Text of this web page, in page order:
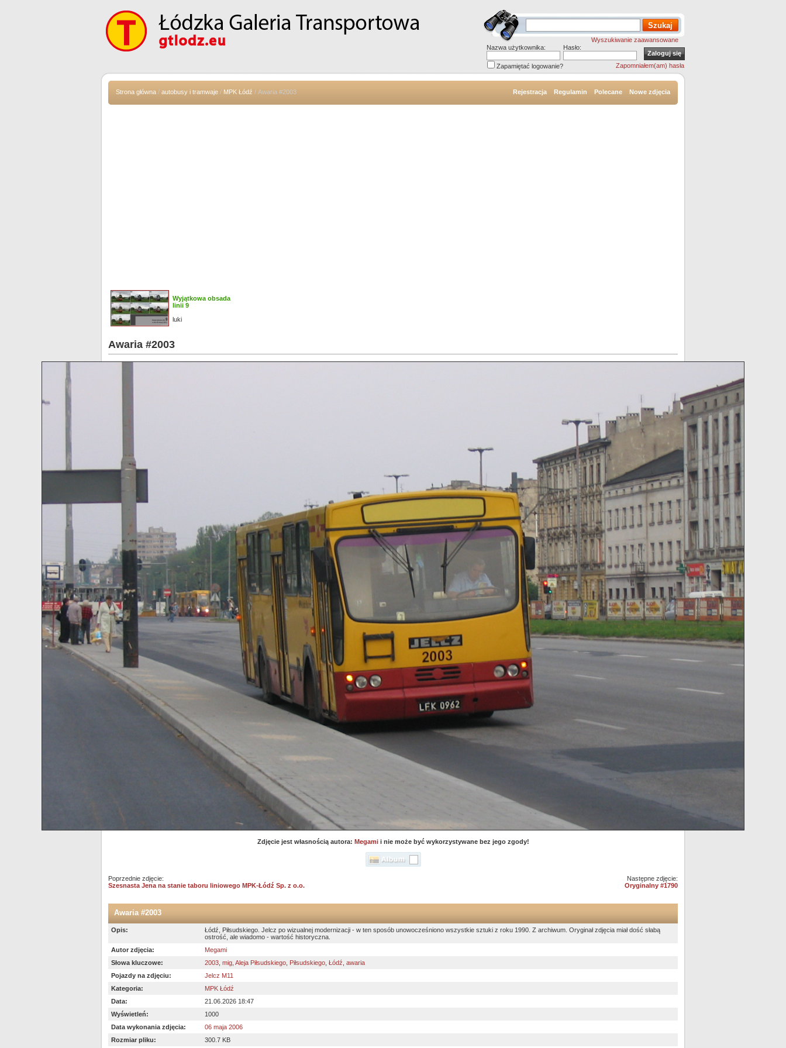
Wyszukiwanie zaawansowane
Nazwa użytkownika:
Hasło:
Zapamiętać logowanie? Zapomniałem(am) hasła
Strona główna / autobusy i tramwaje / MPK Łódź / Awaria #2003 Rejestracja Regulamin Polecane Nowe zdjęcia
Wyjątkowa obsada
linii 9
luki
Awaria #2003
Zdjęcie jest własnością autora: Megamii nie może być wykorzystywane bez jego zgody!
Poprzednie zdjęcie:
Szesnasta Jena na stanie taboru liniowego MPK-Łódź Sp. z o.o.
Następne zdjęcie:
Oryginalny #1790
Awaria #2003
Opis:
Łódź, Piłsudskiego. Jelcz po wizualnej modernizacji - w ten sposób unowocześniono wszystkie sztuki z roku 1990. Z archiwum. Oryginał zdjęcia miał dość słabą
ostrość, ale wiadomo - wartość historyczna.
Autor zdjęcia:
Megami
Słowa kluczowe:
2003 mig Aleja Piłsudskiego Piłsudskiego Łódź awaria
Pojazdy na zdjęciu:
Jelcz M11
Kategoria:
MPK Łódź
Data:
21.06.2026 18:47
Wyświetleń:
1000
Data wykonania zdjęcia:
06 maja 2006
Rozmiar pliku:
300.7 KB